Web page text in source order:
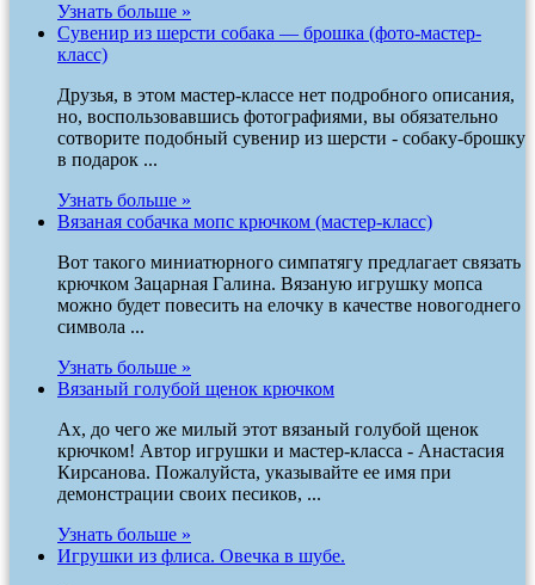
Узнать больше »
Сувенир из шерсти собака — брошка (фото-мастер-
класс)
Друзья, в этом мастер-классе нет подробного описания,
но, воспользовавшись фотографиями, вы обязательно
сотворите подобный сувенир из шерсти - собаку-брошку
в подарок ...
Узнать больше »
Вязаная собачка мопс крючком (мастер-класс)
Вот такого миниатюрного симпатягу предлагает связать
крючком Зацарная Галина. Вязаную игрушку мопса
можно будет повесить на елочку в качестве новогоднего
символа ...
Узнать больше »
Вязаный голубой щенок крючком
Ах, до чего же милый этот вязаный голубой щенок
крючком! Автор игрушки и мастер-класса - Анастасия
Кирсанова. Пожалуйста, указывайте ее имя при
демонстрации своих песиков, ...
Узнать больше »
Игрушки из флиса. Овечка в шубе.